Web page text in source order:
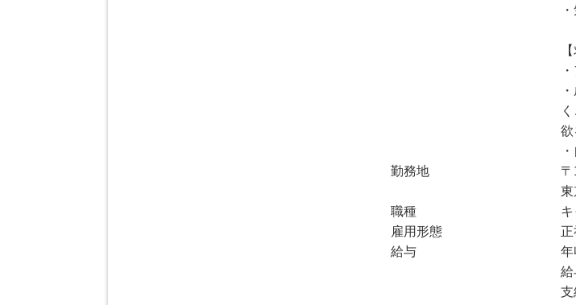
勤務地
職種
雇用形態
正
給与
年
給